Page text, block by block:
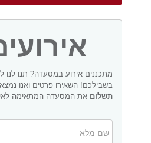
מתכננים אירוע במסעדה? תנו לנו
בשבילכם! השאירו פרטים ואנו
תשלום את המסעדה המתאימה